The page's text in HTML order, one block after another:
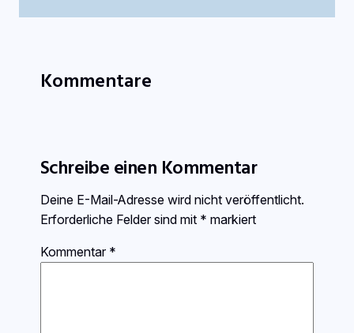
Kommentare
Schreibe einen Kommentar
Deine E-Mail-Adresse wird nicht veröffentlicht.
Erforderliche Felder sind mit * markiert
Kommentar *